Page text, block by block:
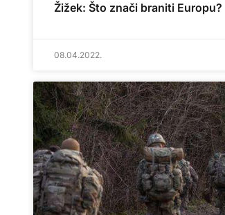
Žižek: Što znači braniti Europu?
08.04.2022.